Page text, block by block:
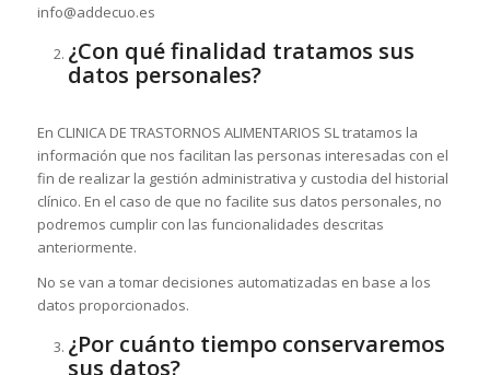
info@addecuo.es
¿Con qué finalidad tratamos sus
datos personales?
En CLINICA DE TRASTORNOS ALIMENTARIOS SL tratamos la
información que nos facilitan las personas interesadas con el
fin de realizar la gestión administrativa y custodia del historial
clínico. En el caso de que no facilite sus datos personales, no
podremos cumplir con las funcionalidades descritas
anteriormente.
No se van a tomar decisiones automatizadas en base a los
datos proporcionados.
¿Por cuánto tiempo conservaremos
sus datos?